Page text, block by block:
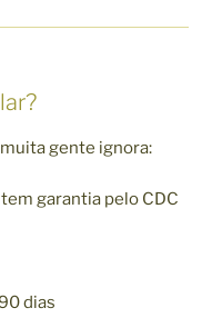
gente ignora:
tem garantia pelo CDC
dias